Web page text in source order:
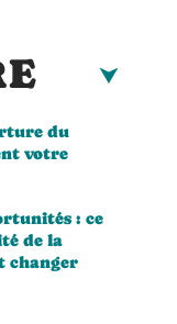
du
votre
: ce
de la
changer